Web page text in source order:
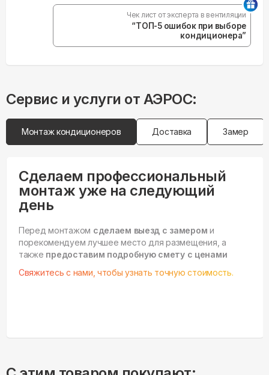
Чек лист от эксперта в вентиляции
“ТОП-5 ошибок при выборе
кондиционера”
Сервис и услуги от АЭРОС:
Монтаж кондиционеров Доставка Замер
Сделаем профессиональный
монтаж уже на следующий
день
Перед монтажом сделаем выезд с замером и
порекомендуем лучшее место для размещения, а
также предоставим подробную смету с ценами
Свяжитесь с нами, чтобы узнать точную стоимость.